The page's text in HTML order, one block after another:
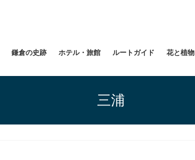
鎌倉の史跡 ホテル・旅館 ルートガイド 花と植物
三浦